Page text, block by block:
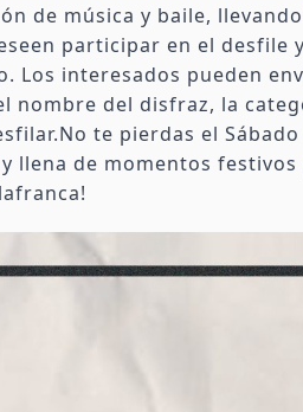
de música y baile,
participar en el
Los interesados pueden
nombre del disfraz, la
te pierdas el
llena de momentos